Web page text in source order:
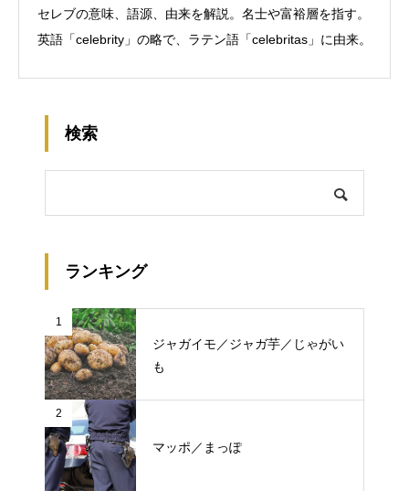
セレブの意味、語源、由来を解説。名士や富裕層を指す。
英語「celebrity」の略で、ラテン語「celebritas」に由来。
検索
ランキング
1
ジャガイモ／ジャガ芋／じゃがい
も
2
マッポ／まっぽ